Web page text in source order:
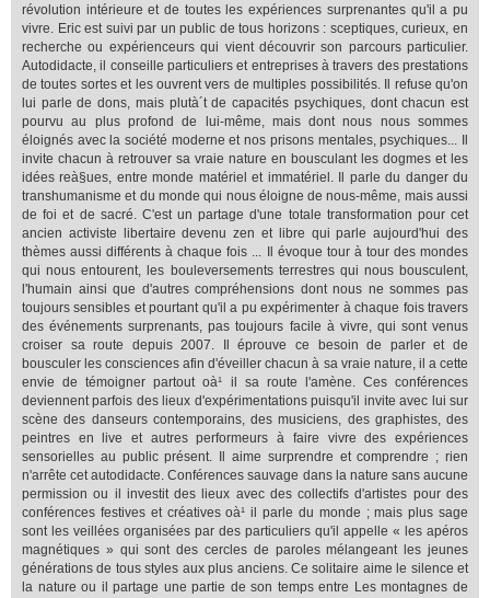
révolution intérieure et de toutes les expériences surprenantes qu'il a pu
vivre. Eric est suivi par un public de tous horizons : sceptiques, curieux, en
recherche ou expérienceurs qui vient découvrir son parcours particulier.
Autodidacte, il conseille particuliers et entreprises à travers des prestations
de toutes sortes et les ouvrent vers de multiples possibilités. Il refuse qu'on
lui parle de dons, mais plutà´t de capacités psychiques, dont chacun est
pourvu au plus profond de lui-même, mais dont nous nous sommes
éloignés avec la société moderne et nos prisons mentales, psychiques... Il
invite chacun à retrouver sa vraie nature en bousculant les dogmes et les
idées reà§ues, entre monde matériel et immatériel. Il parle du danger du
transhumanisme et du monde qui nous éloigne de nous-même, mais aussi
de foi et de sacré. C'est un partage d'une totale transformation pour cet
ancien activiste libertaire devenu zen et libre qui parle aujourd'hui des
thèmes aussi différents à chaque fois ... Il évoque tour à tour des mondes
qui nous entourent, les bouleversements terrestres qui nous bousculent,
l'humain ainsi que d'autres compréhensions dont nous ne sommes pas
toujours sensibles et pourtant qu'il a pu expérimenter à chaque fois travers
des événements surprenants, pas toujours facile à vivre, qui sont venus
croiser sa route depuis 2007. Il éprouve ce besoin de parler et de
bousculer les consciences afin d'éveiller chacun à sa vraie nature, il a cette
envie de témoigner partout oà¹ il sa route l'amène. Ces conférences
deviennent parfois des lieux d'expérimentations puisqu'il invite avec lui sur
scène des danseurs contemporains, des musiciens, des graphistes, des
peintres en live et autres performeurs à faire vivre des expériences
sensorielles au public présent. Il aime surprendre et comprendre ; rien
n'arrête cet autodidacte. Conférences sauvage dans la nature sans aucune
permission ou il investit des lieux avec des collectifs d'artistes pour des
conférences festives et créatives oà¹ il parle du monde ; mais plus sage
sont les veillées organisées par des particuliers qu'il appelle « les apéros
magnétiques » qui sont des cercles de paroles mélangeant les jeunes
générations de tous styles aux plus anciens. Ce solitaire aime le silence et
la nature ou il partage une partie de son temps entre Les montagnes de